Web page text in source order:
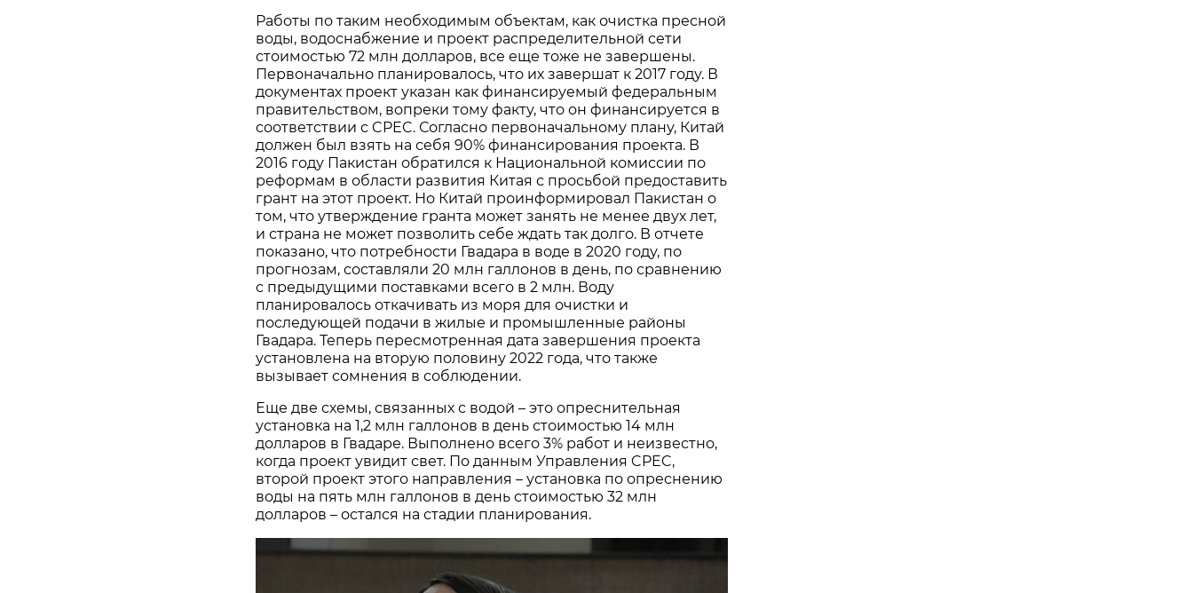
Работы по таким необходимым объектам, как очистка пресной
воды, водоснабжение и проект распределительной сети
стоимостью 72 млн долларов, все еще тоже не завершены.
Первоначально планировалось, что их завершат к 2017 году. В
документах проект указан как финансируемый федеральным
правительством, вопреки тому факту, что он финансируется в
соответствии с CPEC. Согласно первоначальному плану, Китай
должен был взять на себя 90% финансирования проекта. В
2016 году Пакистан обратился к Национальной комиссии по
реформам в области развития Китая с просьбой предоставить
грант на этот проект. Но Китай проинформировал Пакистан о
том, что утверждение гранта может занять не менее двух лет,
и страна не может позволить себе ждать так долго. В отчете
показано, что потребности Гвадара в воде в 2020 году, по
прогнозам, составляли 20 млн галлонов в день, по сравнению
с предыдущими поставками всего в 2 млн. Воду
планировалось откачивать из моря для очистки и
последующей подачи в жилые и промышленные районы
Гвадара. Теперь пересмотренная дата завершения проекта
установлена на вторую половину 2022 года, что также
вызывает сомнения в соблюдении.
Еще две схемы, связанных с водой – это опреснительная
установка на 1,2 млн галлонов в день стоимостью 14 млн
долларов в Гвадаре. Выполнено всего 3% работ и неизвестно,
когда проект увидит свет. По данным Управления CPEC,
второй проект этого направления – установка по опреснению
воды на пять млн галлонов в день стоимостью 32 млн
долларов – остался на стадии планирования.